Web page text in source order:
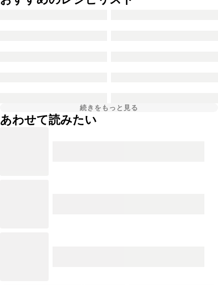
続きをもっと見る
あわせて読みたい